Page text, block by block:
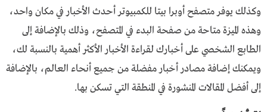
وكذلك يوفر متصفح أوبرا بيتا للكمبيوتر أحدث الأخبار في مكان واحد،
وهذه الميزة متاحة من صفحة البدء في المتصفح، وذلك بالإضافة إلى
الطابع الشخصي على أخبارك لقراءة الأخبار الأكثر أهمية بالنسبة لك،
ويمكنك إضافة مصادر أخبار مفضلة من جميع أنحاء العالم، بالإضافة
إلى أفضل المقالات المنشورة في المنطقة التي تسكن بها.